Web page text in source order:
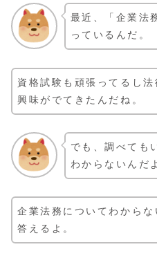
最近、「企業法
っているんだ。
資格試験も頑張ってるし法
興味がでてきたんだね。
でも、調べても
わからないんだ
企業法務についてわから
答えるよ。